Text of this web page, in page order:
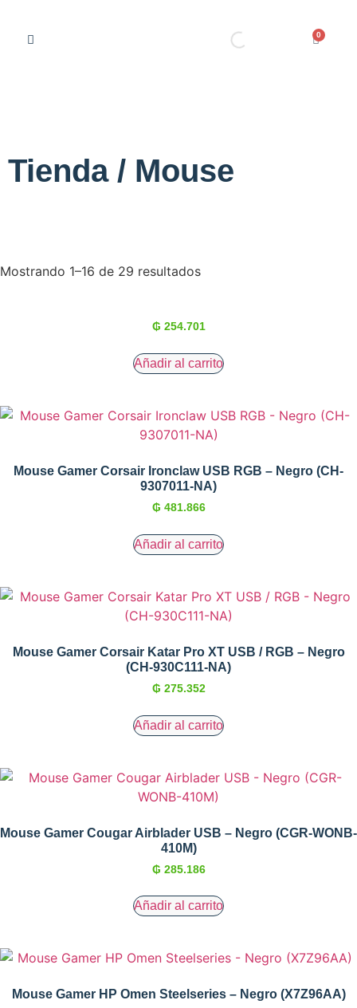
0
Tienda / Mouse
Mostrando 1–16 de 29 resultados
₲ 254.701
Añadir al carrito
Mouse Gamer Corsair Ironclaw USB RGB – Negro (CH-
9307011-NA)
₲ 481.866
Añadir al carrito
Mouse Gamer Corsair Katar Pro XT USB / RGB – Negro
(CH-930C111-NA)
₲ 275.352
Añadir al carrito
Mouse Gamer Cougar Airblader USB – Negro (CGR-WONB-
410M)
₲ 285.186
Añadir al carrito
Mouse Gamer HP Omen Steelseries – Negro (X7Z96AA)